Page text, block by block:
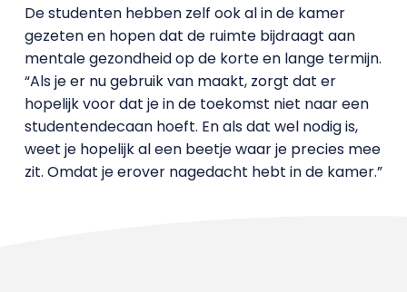
De studenten hebben zelf ook al in de kamer
gezeten en hopen dat de ruimte bijdraagt aan
mentale gezondheid op de korte en lange termijn.
“Als je er nu gebruik van maakt, zorgt dat er
hopelijk voor dat je in de toekomst niet naar een
studentendecaan hoeft. En als dat wel nodig is,
weet je hopelijk al een beetje waar je precies mee
zit. Omdat je erover nagedacht hebt in de kamer.”